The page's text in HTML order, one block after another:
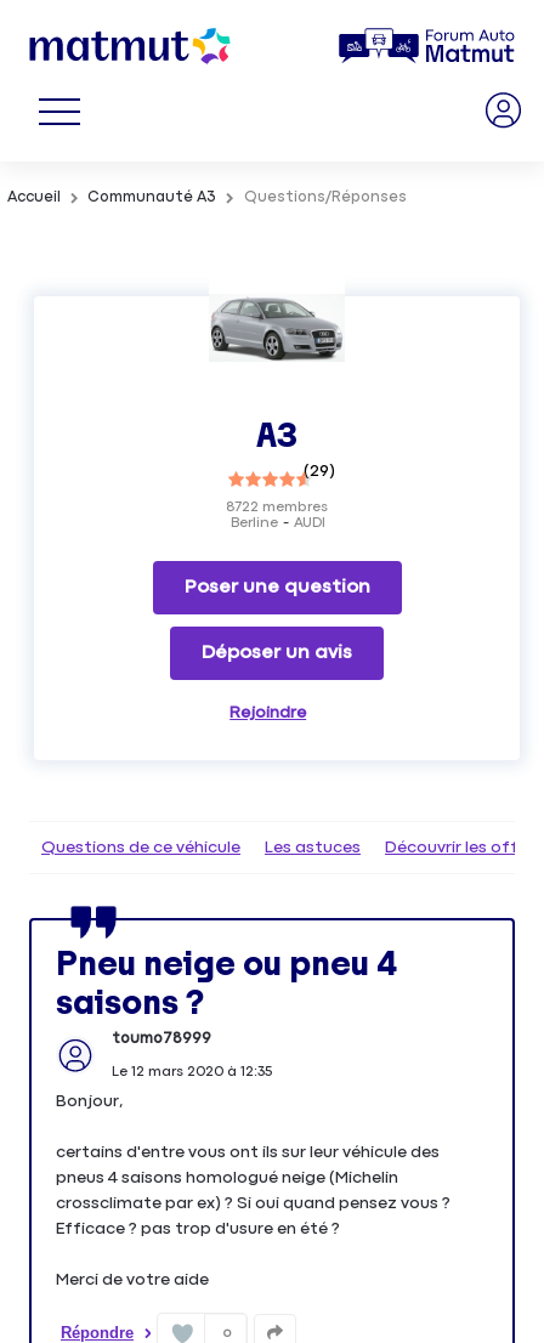
Accueil Communauté A3 Questions/Réponses
A3
(29)
Berline AUDI
8722 membres
Poser une question
Déposer un avis
Rejoindre
Questions de ce véhicule Les astuces Découvrir les
Pneu neige ou pneu 4
saisons ?
toumo78999
Le 12 mars 2020à 12:35
Bonjour,
certains d'entre vous ont ils sur leur véhicule des
pneus 4 saisons homologué neige (Michelin
crossclimate par ex) ? Si oui quand pensez vous ?
Efficace ? pas trop d'usure en été ?
Merci de votre aide
Répondre 0